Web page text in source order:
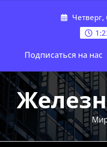
Четверг,
Подписаться на нас